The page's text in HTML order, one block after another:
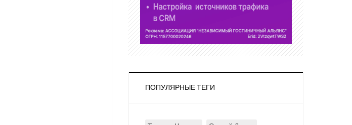
ПОПУЛЯРНЫЕ ТЕГИ